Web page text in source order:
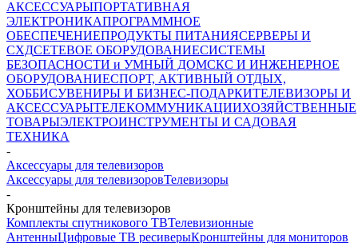
АКСЕССУАРЫПОРТАТИВНАЯ
ЭЛЕКТРОНИКАПРОГРАММНОЕ
ОБЕСПЕЧЕНИЕПРОДУКТЫ ПИТАНИЯСЕРВЕРЫ И
СХДСЕТЕВОЕ ОБОРУДОВАНИЕСИСТЕМЫ
БЕЗОПАСНОСТИ и УМНЫЙ ДОМСКС И ИНЖЕНЕРНОЕ
ОБОРУДОВАНИЕСПОРТ, АКТИВНЫЙ ОТДЫХ,
ХОББИСУВЕНИРЫ И БИЗНЕС-ПОДАРКИТЕЛЕВИЗОРЫ И
АКСЕССУАРЫТЕЛЕКОММУНИКАЦИИХОЗЯЙСТВЕННЫЕ
ТОВАРЫЭЛЕКТРОИНСТРУМЕНТЫ И САДОВАЯ
ТЕХНИКА
-
Аксессуары для телевизоров
Аксессуары для телевизоровТелевизоры
-
Кронштейны для телевизоров
Комплекты спутникового ТВТелевизионные
АнтенныЦифровые ТВ ресиверыКронштейны для мониторов